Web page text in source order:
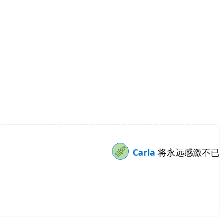
Carla 将永远感激不已